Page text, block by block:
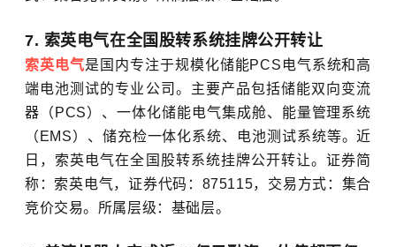
7. 索英电气在全国股转系统挂牌公开转让
索英电气是国内专注于规模化储能PCS电气系统和高
端电池测试的专业公司。主要产品包括储能双向变流
器（PCS）、一体化储能电气集成舱、能量管理系统
（EMS）、储充检一体化系统、电池测试系统等。近
日，索英电气在全国股转系统挂牌公开转让。证券简
称：索英电气，证券代码：875115，交易方式：集合
竞价交易。所属层级：基础层。